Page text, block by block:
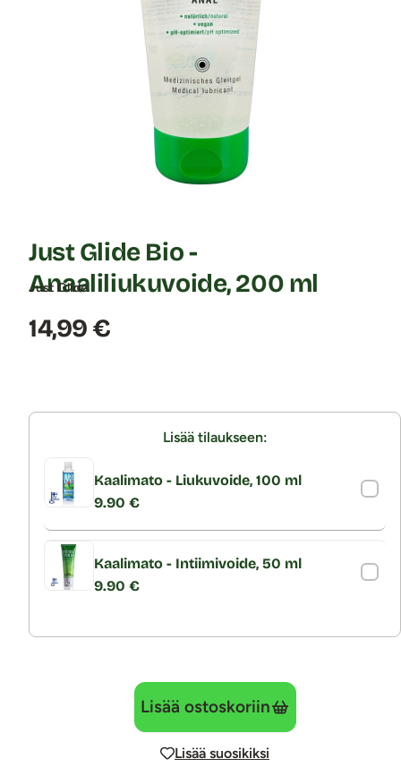
Just Glide
Just Glide Bio -
Anaaliliukuvoide, 200 ml
Hinta:
14,99 €
Lisää tilaukseen:
Kaalimato - Liukuvoide, 100 ml
9.90 €
Kaalimato - Intiimivoide, 50 ml
9.90 €
Lisää ostoskoriin
Lisää suosikiksi